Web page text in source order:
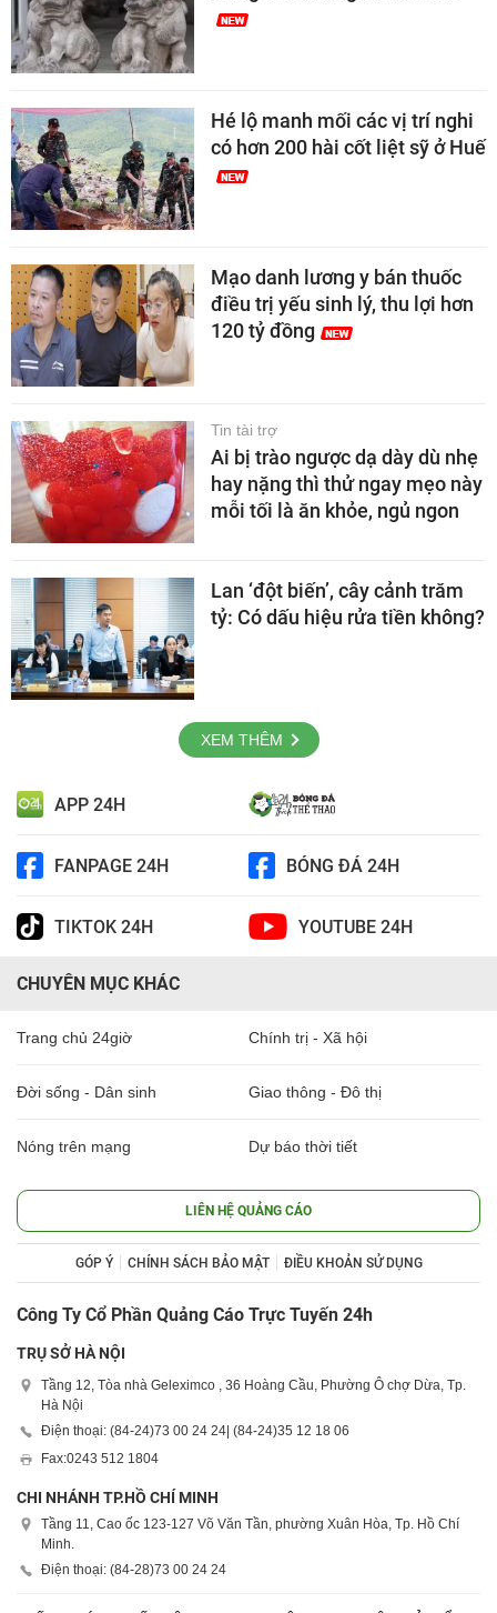
Hé lộ manh mối các vị trí nghi
có hơn 200 hài cốt liệt sỹ ở Huế
Mạo danh lương y bán thuốc
điều trị yếu sinh lý, thu lợi hơn
120 tỷ đồng
Tin tài trợ
Ai bị trào ngược dạ dày dù nhẹ
hay nặng thì thử ngay mẹo này
mỗi tối là ăn khỏe, ngủ ngon
Lan ‘đột biến’, cây cảnh trăm
tỷ: Có dấu hiệu rửa tiền không?
XEM THÊM
APP 24H
FANPAGE 24H BÓNG ĐÁ 24H
TIKTOK 24H YOUTUBE 24H
CHUYÊN MỤC KHÁC
Trang chủ 24giờ Chính trị - Xã hội
Đời sống - Dân sinh Giao thông - Đô thị
Nóng trên mạng Dự báo thời tiết
LIÊN HỆ QUẢNG CÁO
GÓP Ý CHÍNH SÁCH BẢO MẬT ĐIỀU KHOẢN SỬ DỤNG
Công Ty Cổ Phần Quảng Cáo Trực Tuyến 24h
TRỤ SỞ HÀ NỘI
Tầng 12, Tòa nhà Geleximco , 36 Hoàng Cầu, Phường Ô chợ Dừa, Tp.
Hà Nội
Điện thoại: (84-24)73 00 24 24 | (84-24)35 12 18 06
Fax:0243 512 1804
CHI NHÁNH TP.HỒ CHÍ MINH
Tầng 11, Cao ốc 123-127 Võ Văn Tần, phường Xuân Hòa, Tp. Hồ Chí
Minh.
Điện thoại: (84-28)73 00 24 24